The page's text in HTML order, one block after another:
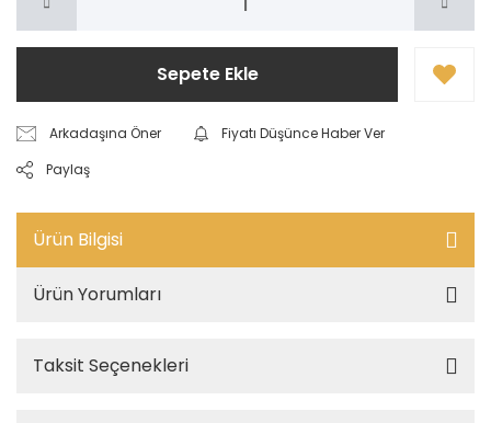
Sepete Ekle
Arkadaşına Öner
Fiyatı Düşünce Haber Ver
Paylaş
Ürün Bilgisi
Ürün Yorumları
Taksit Seçenekleri